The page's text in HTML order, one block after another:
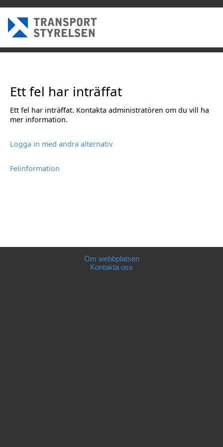
Ett fel har inträffat
Ett fel har inträffat. Kontakta administratören om du vill ha
mer information.
Logga in med andra alternativ
Felinformation
Om webbplatsen
Kontakta oss